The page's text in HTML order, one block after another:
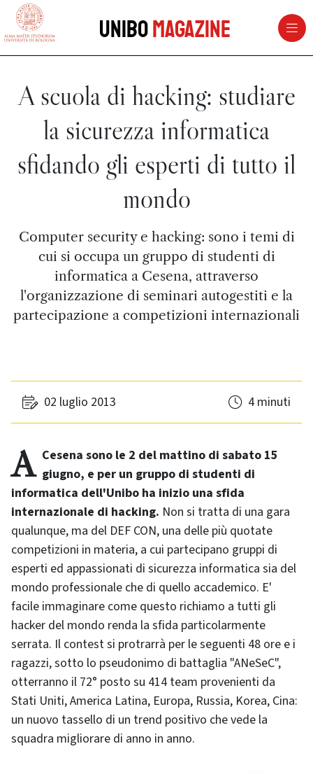
vai al contenuto della pagina
UniboMagazine
A scuola di hacking: studiare
la sicurezza informatica
sfidando gli esperti di tutto il
mondo
Computer security e hacking: sono i temi di
cui si occupa un gruppo di studenti di
informatica a Cesena, attraverso
l'organizzazione di seminari autogestiti e la
partecipazione a competizioni internazionali
02 luglio 2013 4 minuti
A Cesena sono le 2 del mattino di sabato 15 giugno, e per un gruppo di studenti di
informatica dell'Unibo ha inizio una sfida
internazionale di hacking. Non si tratta di una gara
qualunque, ma del DEF CON, una delle più quotate
competizioni in materia, a cui partecipano gruppi di
esperti ed appassionati di sicurezza informatica sia del
mondo professionale che di quello accademico. E'
facile immaginare come questo richiamo a tutti gli
hacker del mondo renda la sfida particolarmente
serrata. Il contest si protrarrà per le seguenti 48 ore e i
ragazzi, sotto lo pseudonimo di battaglia "ANeSeC",
otterranno il 72° posto su 414 team provenienti da
Stati Uniti, America Latina, Europa, Russia, Korea, Cina:
un nuovo tassello di un trend positivo che vede la
squadra migliorare di anno in anno.